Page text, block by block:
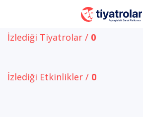
İzlediği Tiyatrolar / 0
İzlediği Etkinlikler / 0